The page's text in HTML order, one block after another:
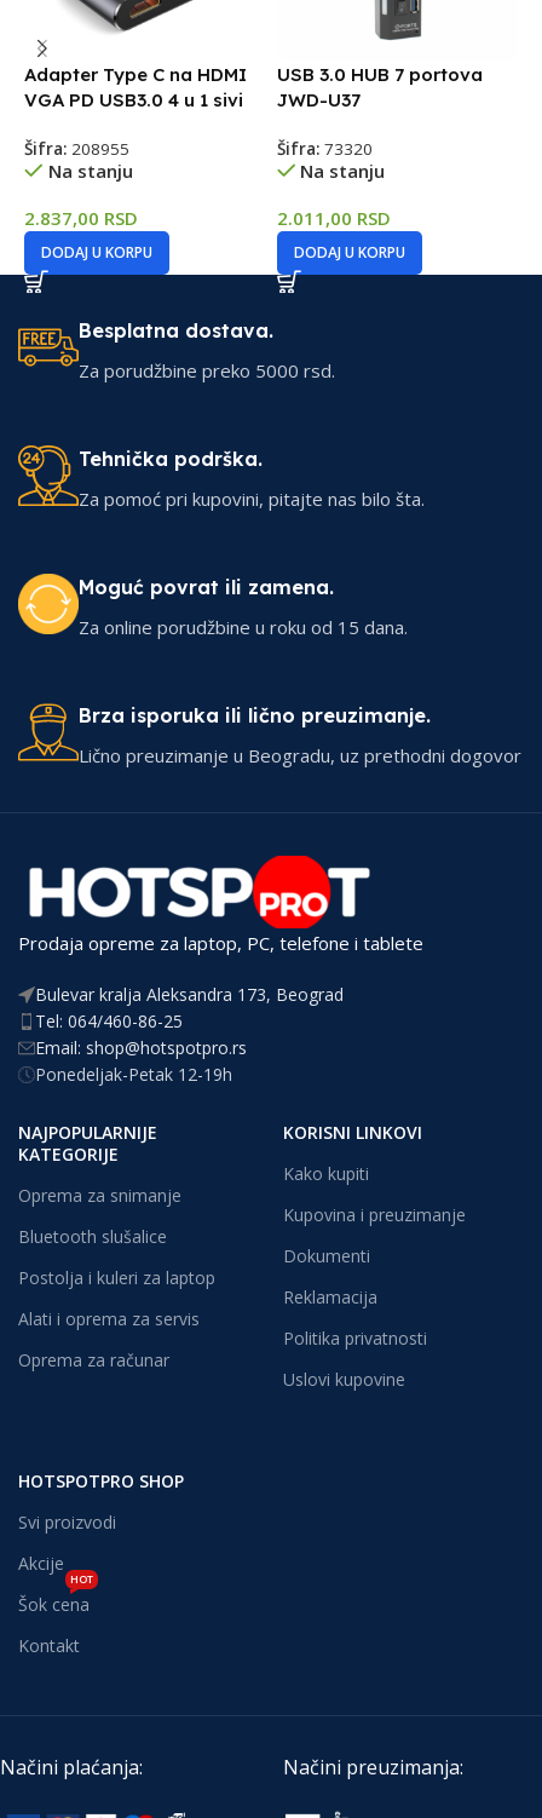
Adapter Type C na HDMI
VGA PD USB3.0 4 u 1 sivi
Šifra: 208955
Na stanju
2.837,00 RSD
DODAJ U KORPU
USB 3.0 HUB 7 portova
JWD-U37
Šifra: 73320
Na stanju
2.011,00 RSD
DODAJ U KORPU
Besplatna dostava.
Za porudžbine preko 5000 rsd.
Tehnička podrška.
Za pomoć pri kupovini, pitajte nas bilo šta.
Moguć povrat ili zamena.
Za online porudžbine u roku od 15 dana.
Brza isporuka ili lično preuzimanje.
Lično preuzimanje u Beogradu, uz prethodni dogovor
Prodaja opreme za laptop, PC, telefone i tablete
Bulevar kralja Aleksandra 173, Beograd
Tel: 064/460-86-25
Email: shop@hotspotpro.rs
Ponedeljak-Petak 12-19h
NAJPOPULARNIJE
KATEGORIJE
Oprema za snimanje
Bluetooth slušalice
Postolja i kuleri za laptop
Alati i oprema za servis
Oprema za računar
KORISNI LINKOVI
Kako kupiti
Kupovina i preuzimanje
Dokumenti
Reklamacija
Politika privatnosti
Uslovi kupovine
HOTSPOTPRO SHOP
Svi proizvodi
Akcije
Šok cena
HOT
Kontakt
Načini plaćanja: Načini preuzimanja: